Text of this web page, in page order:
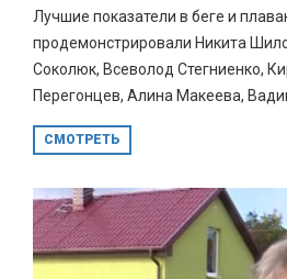
Лучшие показатели в беге и
продемонстрировали Никита
Соколюк, Всеволод Стегниенко,
Перегонцев, Алина Макеева,
СМОТРЕТЬ